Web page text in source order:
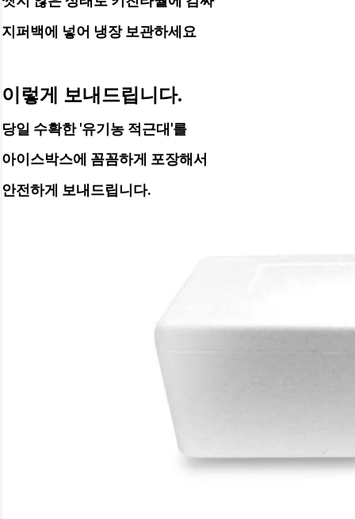
지퍼백에 넣어 냉장 보관하세요
이렇게 보내드립니다.
당일 수확한 '유기농 적근대'를
아이스박스에 꼼꼼하게 포장해서
안전하게 보내드립니다.